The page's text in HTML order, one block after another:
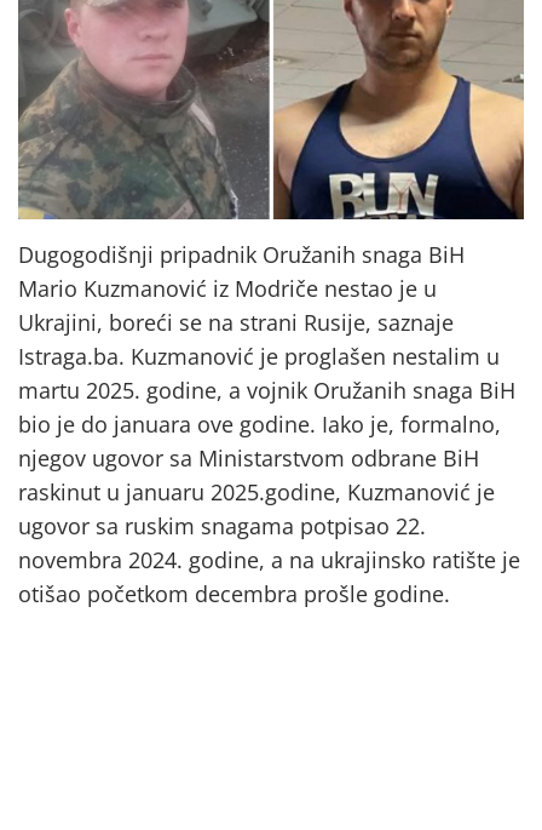
Dugogodišnji pripadnik Oružanih snaga BiH
Mario Kuzmanović iz Modriče nestao je u
Ukrajini, boreći se na strani Rusije, saznaje
Istraga.ba. Kuzmanović je proglašen nestalim u
martu 2025. godine, a vojnik Oružanih snaga BiH
bio je do januara ove godine. Iako je, formalno,
njegov ugovor sa Ministarstvom odbrane BiH
raskinut u januaru 2025.godine, Kuzmanović je
ugovor sa ruskim snagama potpisao 22.
novembra 2024. godine, a na ukrajinsko ratište je
otišao početkom decembra prošle godine.